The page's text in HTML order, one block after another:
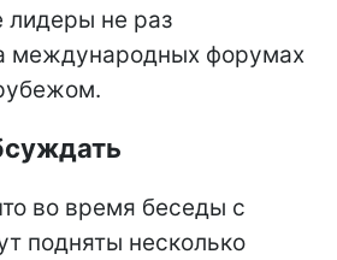
лидеры не раз
международных форумах
во время беседы с
подняты несколько